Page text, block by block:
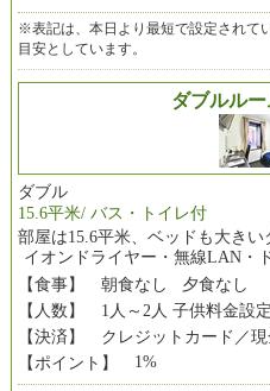
※表記は、本日より最短で設定されて
目安としています。
ダブルルー
ダブル
15.6平米/ バス・トイレ付
部屋は15.6平米、ベッドも大き
イオンドライヤー・無線LAN・
【食事】
朝食なし 夕食なし
【人数】
1人～2人 子供料金設
【決済】
クレジットカード／現
【ポイント】
1%